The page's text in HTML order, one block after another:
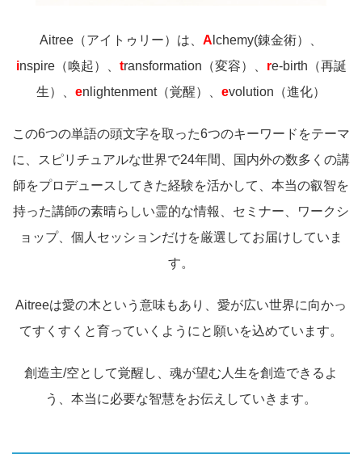
Aitree（アイトゥリー）は、 A lchemy(錬金術）、
inspire（喚起）、 transformation（変容）、 re-birth（再誕
生）、 enlightenment（覚醒）、 evolution（進化）
この6つの単語の頭文字を取った6つのキーワードをテーマ
に、スピリチュアルな世界で24年間、国内外の数多くの講
師をプロデュースしてきた経験を活かして、本当の叡智を
持った講師の素晴らしい霊的な情報、セミナー、ワークシ
ョップ、個人セッションだけを厳選してお届けしていま
す。
Aitreeは愛の木という意味もあり、愛が広い世界に向かっ
てすくすくと育っていくようにと願いを込めています。
創造主/空として覚醒し、魂が望む人生を創造できるよ
う、本当に必要な智慧をお伝えしていきます。